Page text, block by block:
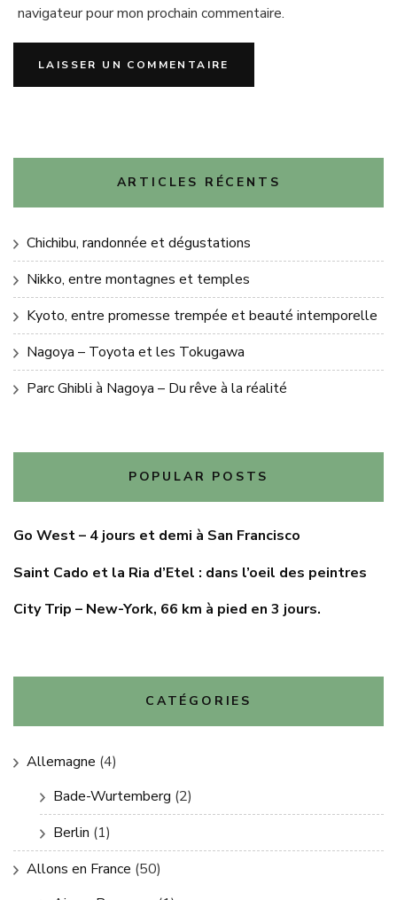
navigateur pour mon prochain commentaire.
ARTICLES RÉCENTS
Chichibu, randonnée et dégustations
Nikko, entre montagnes et temples
Kyoto, entre promesse trempée et beauté intemporelle
Nagoya – Toyota et les Tokugawa
Parc Ghibli à Nagoya – Du rêve à la réalité
POPULAR POSTS
Go West – 4 jours et demi à San Francisco
Saint Cado et la Ria d’Etel : dans l’oeil des peintres
City Trip – New-York, 66 km à pied en 3 jours.
CATÉGORIES
Allemagne (4)
Bade-Wurtemberg (2)
Berlin (1)
Allons en France (50)